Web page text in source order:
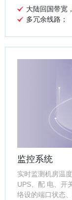
大陆回国带宽
多冗余线路；
监控系统
实时监测机房温
UPS、配 电、开
络设的端口状态